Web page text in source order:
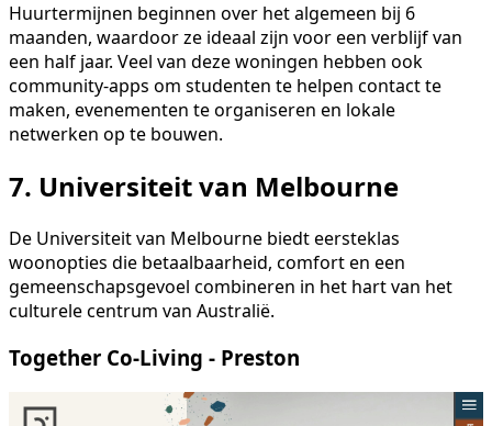
Huurtermijnen beginnen over het algemeen bij 6
maanden, waardoor ze ideaal zijn voor een verblijf van
een half jaar. Veel van deze woningen hebben ook
community-apps om studenten te helpen contact te
maken, evenementen te organiseren en lokale
netwerken op te bouwen.
7. Universiteit van Melbourne
De Universiteit van Melbourne biedt eersteklas
woonopties die betaalbaarheid, comfort en een
gemeenschapsgevoel combineren in het hart van het
culturele centrum van Australië.
Together Co-Living - Preston